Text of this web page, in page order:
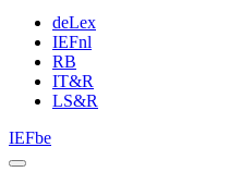
deLex
IEFnl
RB
IT&R
LS&R
IEFbe